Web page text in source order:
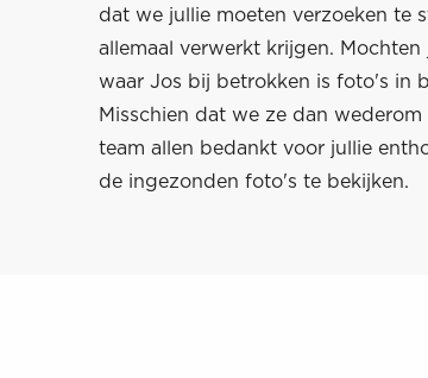
dat we jullie moeten verzoeken te
allemaal verwerkt krijgen.
waar Jos bij betrokken is foto's in
Misschien dat we ze dan
team allen bedankt voor jullie
de ingezonden foto's te bekijken.